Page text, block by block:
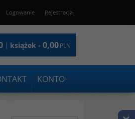
Logowanie Rejestracja
| książek - 0,00PLN
KONTO